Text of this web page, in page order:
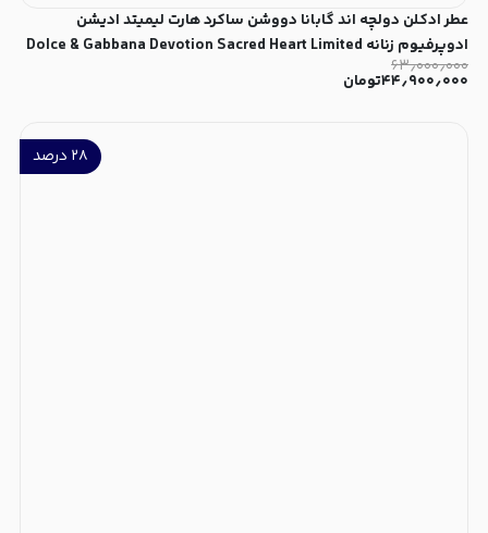
عطر ادکلن دولچه اند گابانا دووشن ساکرد هارت لیمیتد ادیشن
ادوپرفیوم زنانه Dolce & Gabbana Devotion Sacred Heart Limited
Edition for Women EDP
۶۳٫۰۰۰٫۰۰۰
۴۴٫۹۰۰٫۰۰۰تومان
۲۸ درصد